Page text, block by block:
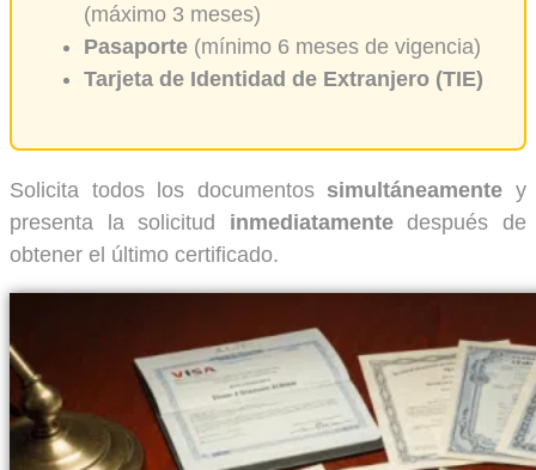
(máximo 3 meses)
Pasaporte (mínimo 6 meses de vigencia)
Tarjeta de Identidad de Extranjero (TIE)
Solicita todos los documentos simultáneamente y
presenta la solicitud inmediatamentedespués de
obtener el último certificado.